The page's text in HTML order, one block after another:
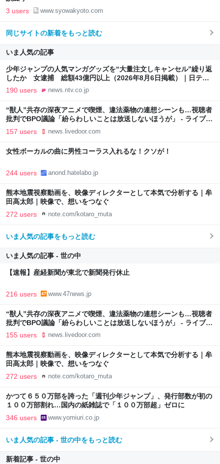
3 users www.syowakyoto.com
同じサイトの新着をもっと読む
いま人気の記事
少年ジャンプの人気マンガグッズを“大量注文しキャンセル”繰り返
したか 女逮捕 総額43億円以上（2026年8月6日掲載）｜日テレ
NEWS NNN
190 users news.ntv.co.jp
“獣人”共存の深夜アニメで喫煙、違法薬物の連想シーンも…視聴者
批判でBPO議論「紛らわしいことは放送しないほうが」 - ライブド
アニュース
157 users news.livedoor.com
女性ボーカルの曲に男性コーラス入れるな！クソが！
244 users anond.hatelabo.jp
熊本地震視察動画を、映像ディレクターとして本気で分析する｜牟
田高太郎｜映像で、想いをつなぐ
272 users note.com/kotaro_muta
いま人気の記事をもっと読む
いま人気の記事 - 世の中
【速報】産経新聞が東北で新聞発行休止
216 users www.47news.jp
“獣人”共存の深夜アニメで喫煙、違法薬物の連想シーンも…視聴者
批判でBPO議論「紛らわしいことは放送しないほうが」 - ライブド
アニュース
155 users news.livedoor.com
熊本地震視察動画を、映像ディレクターとして本気で分析する｜牟
田高太郎｜映像で、想いをつなぐ
272 users note.com/kotaro_muta
かつて６５０万部を誇った「週刊少年ジャンプ」、発行部数が初の
１００万部割れ…国内の紙雑誌で「１００万部超」ゼロに
346 users www.yomiuri.co.jp
いま人気の記事 - 世の中をもっと読む
新着記事 - 世の中